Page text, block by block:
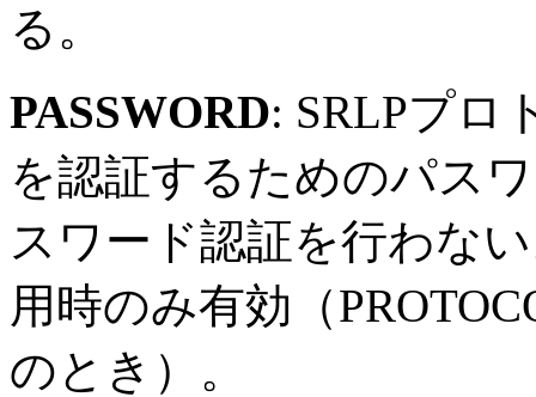
る。
PASSWORD: SRLPプロ
を認証するためのパス
スワード認証を行わな
用時のみ有効（
のとき）。